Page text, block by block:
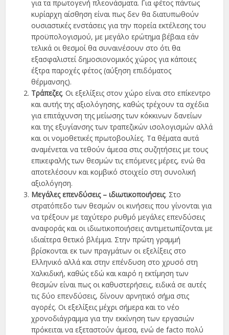
για τα πρωτογενή πλεονάσµατα. Για φέτος πάντως
κυρίαρχη αίσθηση είναι πως δεν θα διατυπωθούν
ουσιαστικές ενστάσεις για την πορεία εκτέλεσης του
προϋπολογισµού, µε µεγάλο ερώτηµα βέβαια εάν
τελικά οι θεσµοί θα συναινέσουν στο ότι θα
εξασφαλιστεί δηµοσιονοµικός χώρος για κάποιες
έξτρα παροχές φέτος (αύξηση επιδόµατος
θέρµανσης).
Τράπεζες. Οι εξελίξεις στον χώρο είναι στο επίκεντρο
και αυτής της αξιολόγησης, καθώς τρέχουν τα σχέδια
για επιτάχυνση της µείωσης των κόκκινων δανείων
και της εξυγίανσης των τραπεζικών ισολογισµών αλλά
και οι νοµοθετικές πρωτοβουλίες. Τα θέµατα αυτά
αναµένεται να τεθούν άµεσα στις συζητήσεις µε τους
επικεφαλής των θεσµών τις επόµενες µέρες, ενώ θα
αποτελέσουν και κοµβικό στοιχείο στη συνολική
αξιολόγηση.
Μεγάλες επενδύσεις – ιδιωτικοποιήσεις. Στο
στρατόπεδο των θεσµών οι κινήσεις που γίνονται για
να τρέξουν µε ταχύτερο ρυθµό µεγάλες επενδύσεις
αναφοράς και οι ιδιωτικοποιήσεις αντιµετωπίζονται µε
ιδιαίτερα θετικό βλέµµα. Στην πρώτη γραµµή
βρίσκονται εκ των πραγµάτων οι εξελίξεις στο
Ελληνικό αλλά και στην επένδυση στο χρυσό στη
Χαλκιδική, καθώς εδώ και καιρό η εκτίµηση των
θεσµών είναι πως οι καθυστερήσεις, ειδικά σε αυτές
τις δύο επενδύσεις, δίνουν αρνητικό σήµα στις
αγορές. Οι εξελίξεις µέχρι σήµερα και το νέο
χρονοδιάγραµµα για την εκκίνηση των εργασιών
πρόκειται να εξεταστούν άµεσα, ενώ de facto πολύ